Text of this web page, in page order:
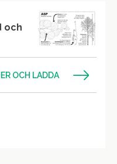
och
OCH LADDA